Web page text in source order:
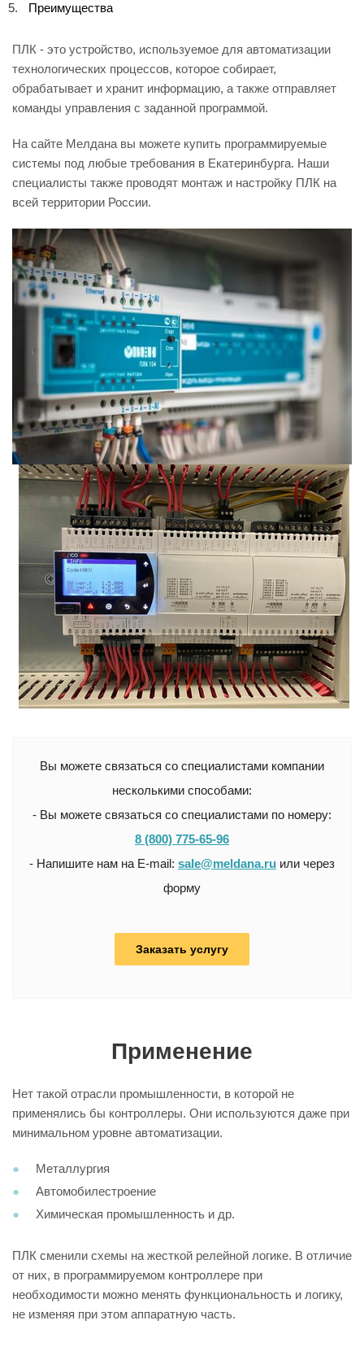
Преимущества
ПЛК - это устройство, используемое для автоматизации
технологических процессов, которое собирает,
обрабатывает и хранит информацию, а также отправляет
команды управления с заданной программой.
На сайте Мелдана вы можете купить программируемые
системы под любые требования в Екатеринбурга. Наши
специалисты также проводят монтаж и настройку ПЛК на
всей территории России.
Вы можете связаться со специалистами компании
несколькими способами:
- Вы можете связаться со специалистами по номеру:
8 (800) 775-65-96
- Напишите нам на E-mail: sale@meldana.ru или через
форму
Заказать услугу
Применение
Нет такой отрасли промышленности, в которой не
применялись бы контроллеры. Они используются даже при
минимальном уровне автоматизации.
Металлургия
Автомобилестроение
Химическая промышленность и др.
ПЛК сменили схемы на жесткой релейной логике. В отличие
от них, в программируемом контроллере при
необходимости можно менять функциональность и логику,
не изменяя при этом аппаратную часть.